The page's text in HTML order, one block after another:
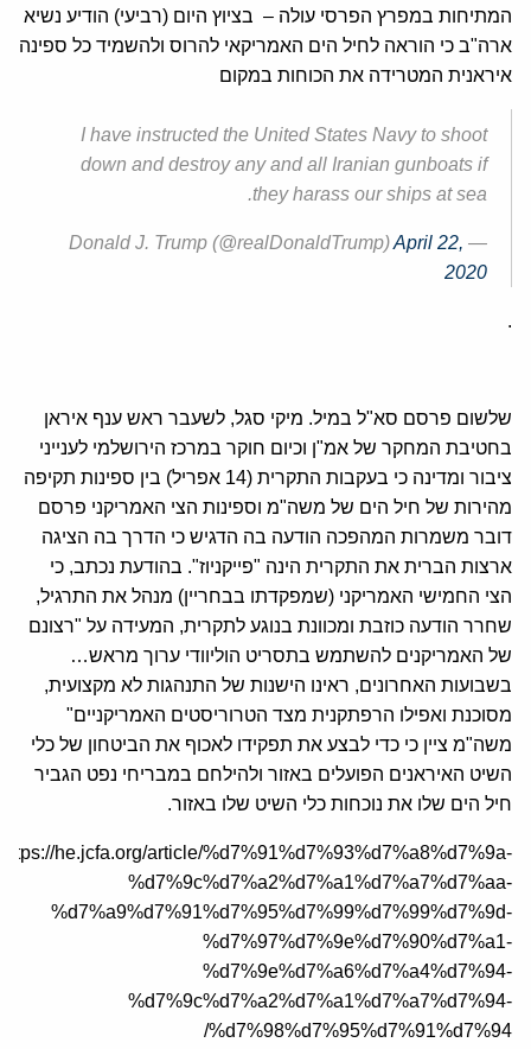
המתיחות במפרץ הפרסי עולה – בציוץ היום (רביעי) הודיע נשיא
ארה"ב כי הוראה לחיל הים האמריקאי להרוס ולהשמיד כל ספינה
איראנית המטרידה את הכוחות במקום
I have instructed the United States Navy to shoot
down and destroy any and all Iranian gunboats if
they harass our ships at sea.
— Donald J. Trump (@realDonaldTrump)
April 22,
2020
.
שלשום פרסם סא"ל במיל. מיקי סגל, לשעבר ראש ענף איראן
בחטיבת המחקר של אמ"ן וכיום חוקר במרכז הירושלמי לענייני
ציבור ומדינה כי בעקבות התקרית (14 אפריל) בין ספינות תקיפה
מהירות של חיל הים של משה"מ וספינות הצי האמריקני פרסם
דובר משמרות המהפכה הודעה בה הדגיש כי הדרך בה הציגה
ארצות הברית את התקרית הינה "פייקניוז". בהודעת נכתב, כי
הצי החמישי האמריקני (שמפקדתו בבחריין) מנהל את התרגיל,
שחרר הודעה כוזבת ומכוונת בנוגע לתקרית, המעידה על "רצונם
של האמריקנים להשתמש בתסריט הוליוודי ערוך מראש…
בשבועות האחרונים, ראינו הישנות של התנהגות לא מקצועית,
מסוכנת ואפילו הרפתקנית מצד הטרוריסטים האמריקניים"
משה"מ ציין כי כדי לבצע את תפקידו לאכוף את הביטחון של כלי
השיט האיראנים הפועלים באזור ולהילחם במבריחי נפט הגביר
חיל הים שלו את נוכחות כלי השיט שלו באזור.
https://he.jcfa.org/article/%d7%91%d7%93%d7%a8%d7%9a-
%d7%9c%d7%a2%d7%a1%d7%a7%d7%aa-
%d7%a9%d7%91%d7%95%d7%99%d7%99%d7%9d-
%d7%97%d7%9e%d7%90%d7%a1-
%d7%9e%d7%a6%d7%a4%d7%94-
%d7%9c%d7%a2%d7%a1%d7%a7%d7%94-
%d7%98%d7%95%d7%91%d7%94/